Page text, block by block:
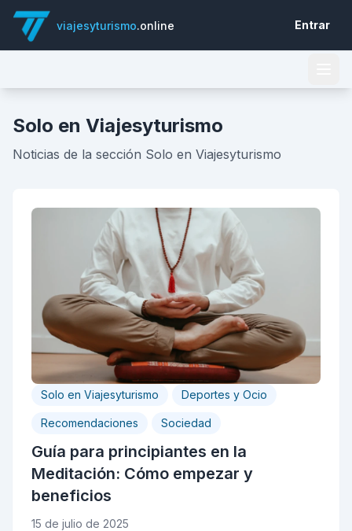
viajesyturismo.online Entrar
Solo en Viajesyturismo
Noticias de la sección Solo en Viajesyturismo
Solo en Viajesyturismo Deportes y Ocio
Recomendaciones Sociedad
Guía para principiantes en la
Meditación: Cómo empezar y
beneficios
15 de julio de 2025